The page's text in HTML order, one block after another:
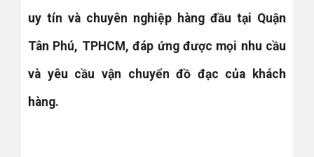
uy tín và chuyên nghiệp hàng đầu tại Quận
Tân Phú, TPHCM, đáp ứng được mọi nhu cầu
và yêu cầu vận chuyển đồ đạc của khách
hàng.